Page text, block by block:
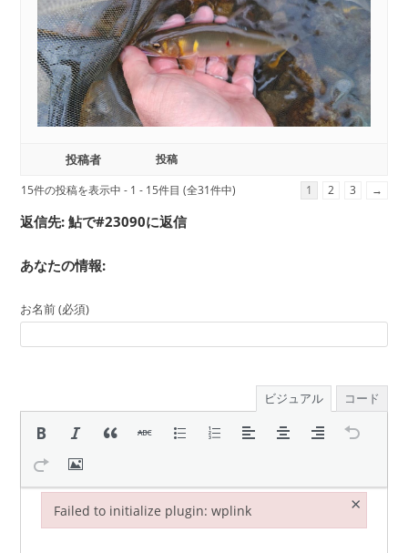
投稿者
投稿
15件の投稿を表示中 - 1 - 15件目 (全31件中)
1 2 3 →
返信先: 鮎で#23090に返信
あなたの情報:
お名前 (必須)
ビジュアル コード
Failed to initialize plugin: wplink ×
Failed to initialize plugin: wplink